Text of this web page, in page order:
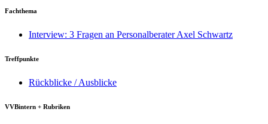
Fachthema
Interview: 3 Fragen an Personalberater Axel Schwartz
Treffpunkte
Rückblicke / Ausblicke
VVBintern + Rubriken